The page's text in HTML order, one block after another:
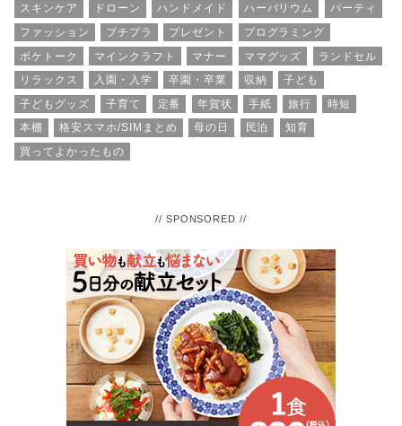
スキンケア
ドローン ハンドメイド ハーバリウム
パーティ
ファッション
プチプラ プレゼント
プログラミング
ポケトーク
マインクラフト マナー ママグッズ
ランドセル
リラックス
入園・入学 卒園・卒業 収納
子ども
子どもグッズ
子育て 定番 年賀状 手紙 旅行
時短
本棚
格安スマホ/SIMまとめ 母の日 民泊
知育
買ってよかったもの
// SPONSORED //